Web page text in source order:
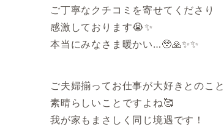
ご丁寧なクチコミを寄せてくださり
感激しております😭✨
本当にみなさま暖かい…🥹🙏✨✨
ご夫婦揃ってお仕事が大好きとのこと
素晴らしいことですよね🥰
我が家もまさしく同じ境遇です！